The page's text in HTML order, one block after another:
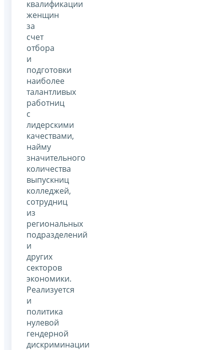
квалификации
женщин
за
счет
отбора
и
подготовки
наиболее
талантливых
работниц
с
лидерскими
качествами,
найму
значительного
количества
выпускниц
колледжей,
сотрудниц
из
региональных
подразделений
и
других
секторов
экономики.
Реализуется
и
политика
нулевой
гендерной
дискриминации